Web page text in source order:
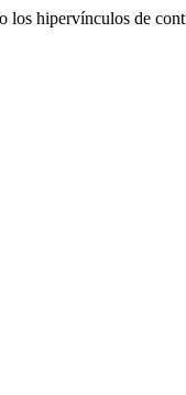
los hipervínculos de